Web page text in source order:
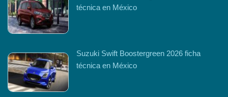
técnica en México
Suzuki Swift Boostergreen 2026 ficha
técnica en México